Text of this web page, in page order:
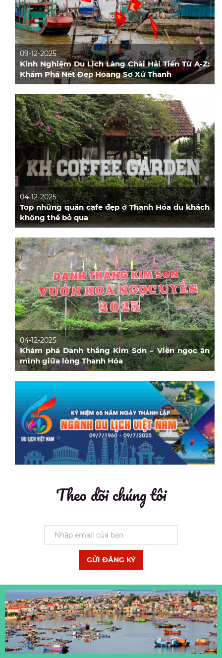
09-12-2025
Kinh Nghiệm Du Lịch Làng Chài Hải Tiến Từ A-Z:
Khám Phá Nét Đẹp Hoang Sơ Xứ Thanh
04-12-2025
Top những quán cafe đẹp ở Thanh Hóa du khách
không thể bỏ qua
04-12-2025
Khám phá Danh thắng Kim Sơn – Viên ngọc ẩn
mình giữa lòng Thanh Hóa
Theo dõi chúng tôi
GỬI ĐĂNG KÝ